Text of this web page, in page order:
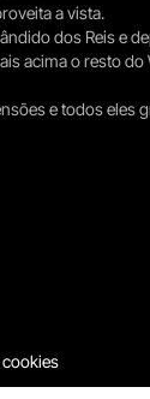
a vista.
dos Reis e
acima o resto do
e todos eles